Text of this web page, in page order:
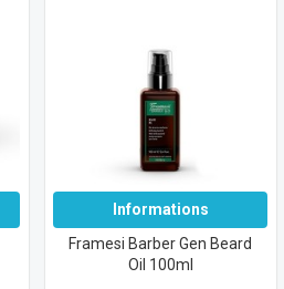
Informations
Framesi Barber Gen Beard
Oil 100ml